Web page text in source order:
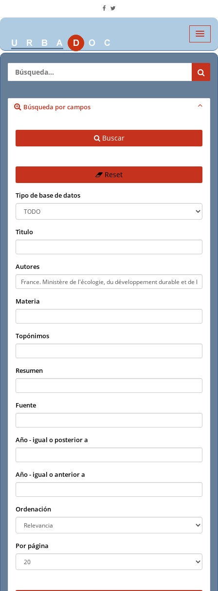
Búsqueda por campos
Buscar
Reset
Tipo de base de datos
Tìtulo
Autores
Materia
Topónimos
Resumen
Fuente
Año - igual o posterior a
Año - igual o anterior a
Ordenación
Por página